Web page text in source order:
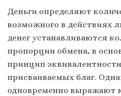
Деньги определяют
возможного в действиях
денег устанавливаются
пропорции обмена, в
принцип
присваиваемых благ.
одновременно выражают